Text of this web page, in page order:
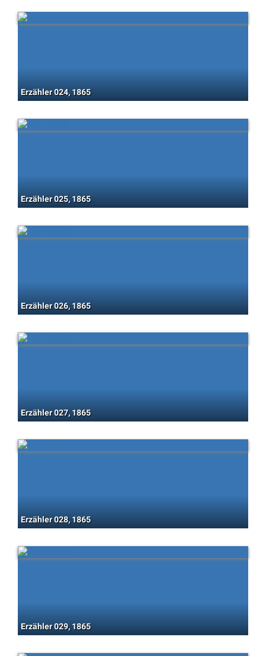
Erzähler 024, 1865
Erzähler 025, 1865
Erzähler 026, 1865
Erzähler 027, 1865
Erzähler 028, 1865
Erzähler 029, 1865